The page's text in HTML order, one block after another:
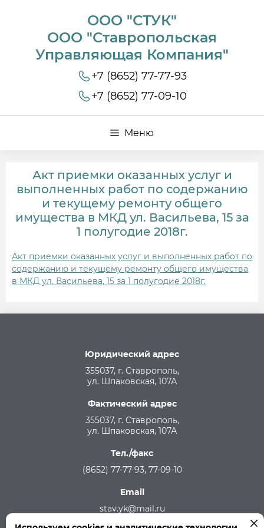
ООО "СТУК"
ООО "Ставропольская
Управляющая Компания"
+7 (8652) 77-77-93
+7 (8652) 77-09-10
Меню
Акт приемки оказанных услуг и
выполненных работ по содержанию
и текущему ремонту общего
имущества в МКД ул. Васильева, 15 за
1 полугодие 2018г.
Акт приемки оказанных услуг и выполненных работ по
содержанию и текущему ремонту общего имущества
в МКД ул. Васильева, 15 за 1 полугодие 2018г.
Юридический адрес
355037, г. Ставрополь,
ул. Шпаковская, 107А
Фактический адрес
355037, г. Ставрополь,
ул. Шпаковская, 107А
Тел./факс
(8652) 77-77-93, 77-09-10
Email
stav.yk@mail.ru